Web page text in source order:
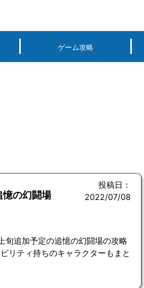
ゲーム攻略
の幻闘場
投稿日：
2022/07/08
追加予定の追憶の幻闘場の攻略
リティ持ちのキャラクターもまと